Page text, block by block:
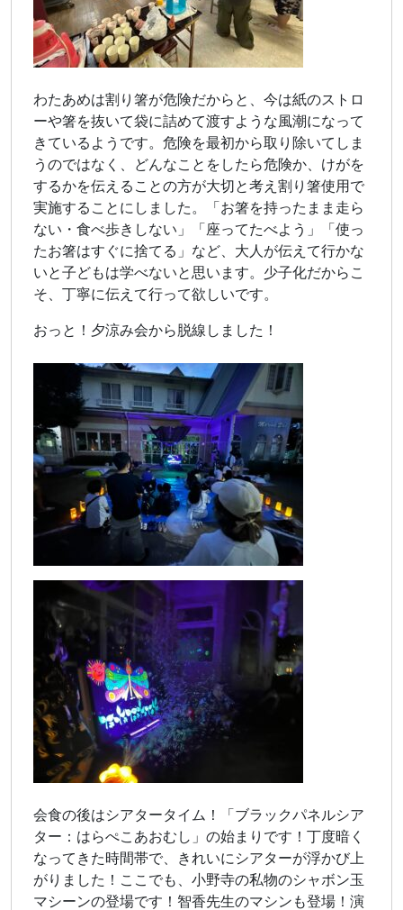
わたあめは割り箸が危険だからと、今は紙のストロ
ーや箸を抜いて袋に詰めて渡すような風潮になって
きているようです。危険を最初から取り除いてしま
うのではなく、どんなことをしたら危険か、けがを
するかを伝えることの方が大切と考え割り箸使用で
実施することにしました。「お箸を持ったまま走ら
ない・食べ歩きしない」「座ってたべよう」「使っ
たお箸はすぐに捨てる」など、大人が伝えて行かな
いと子どもは学べないと思います。少子化だからこ
そ、丁寧に伝えて行って欲しいです。
おっと！夕涼み会から脱線しました！
会食の後はシアタータイム！「ブラックパネルシア
ター：はらぺこあおむし」の始まりです！丁度暗く
なってきた時間帯で、きれいにシアターが浮かび上
がりました！ここでも、小野寺の私物のシャボン玉
マシーンの登場です！智香先生のマシンも登場！演